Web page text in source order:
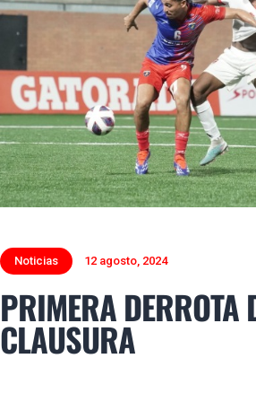
Noticias 12 agosto, 2024
PRIMERA DERROTA
CLAUSURA